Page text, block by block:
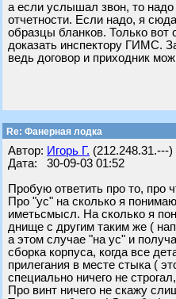
а если услышал звон, то надо
отчетности. Если надо, я
образцы бланков. Только
доказать инспектору ГИМС.
ведь договор и приходник
Re: Фанерная лодка
Автор: Игорь Г. (212.248.31.---)
Дата: 30-09-03 01:52
Пробую ответить про то, про
Про "ус" на сколько я
иметьсмысл. На сколько я
днище с другим таким же (
а этом случае "на ус" и
сборка корпуса, когда все
прилегания в месте стыка (
специально ничего не
Про винт ничего не скажу